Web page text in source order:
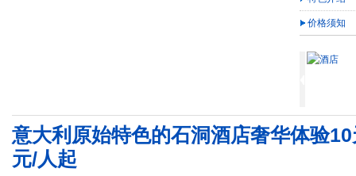
价格须知
意大利原始特色的石洞酒店奢华体验
元/人起